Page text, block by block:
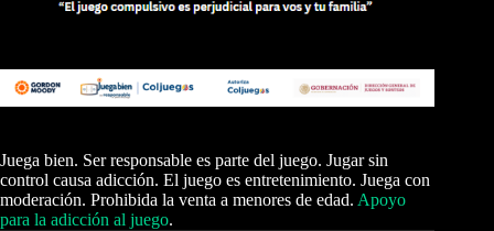
Juega bien. Ser responsable es parte del juego. Jugar sin
control causa adicción. El juego es entretenimiento. Juega con
moderación. Prohibida la venta a menores de edad. Apoyo
para la adicción al juego.